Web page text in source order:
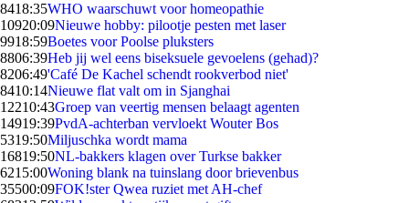
8418:35WHO waarschuwt voor homeopathie
10920:09Nieuwe hobby: pilootje pesten met laser
9918:59Boetes voor Poolse pluksters
8806:39Heb jij wel eens biseksuele gevoelens (gehad)?
8206:49'Café De Kachel schendt rookverbod niet'
8410:14Nieuwe flat valt om in Sjanghai
12210:43Groep van veertig mensen belaagt agenten
14919:39PvdA-achterban vervloekt Wouter Bos
5319:50Miljuschka wordt mama
16819:50NL-bakkers klagen over Turkse bakker
6215:00Woning blank na tuinslang door brievenbus
35500:09FOK!ster Qwea ruziet met AH-chef